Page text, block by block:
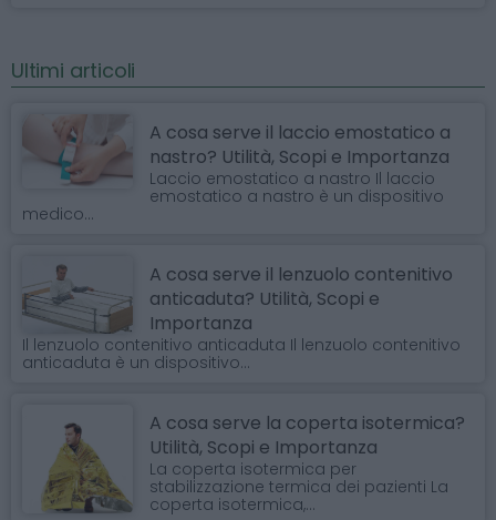
Ultimi articoli
A cosa serve il laccio emostatico a
nastro? Utilità, Scopi e Importanza
Laccio emostatico a nastro Il laccio
emostatico a nastro è un dispositivo
medico...
A cosa serve il lenzuolo contenitivo
anticaduta? Utilità, Scopi e
Importanza
Il lenzuolo contenitivo anticaduta Il lenzuolo contenitivo
anticaduta è un dispositivo...
A cosa serve la coperta isotermica?
Utilità, Scopi e Importanza
La coperta isotermica per
stabilizzazione termica dei pazienti La
coperta isotermica,...